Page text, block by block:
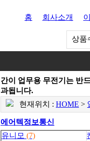
홈 회사소개
상품
과됩니다.
현재위치 : HOME >
에어텍정보통신
유니모 (7)